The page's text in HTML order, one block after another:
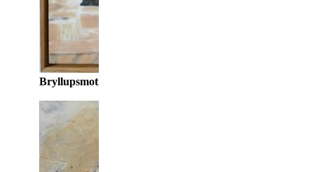
Bryllupsmotiv